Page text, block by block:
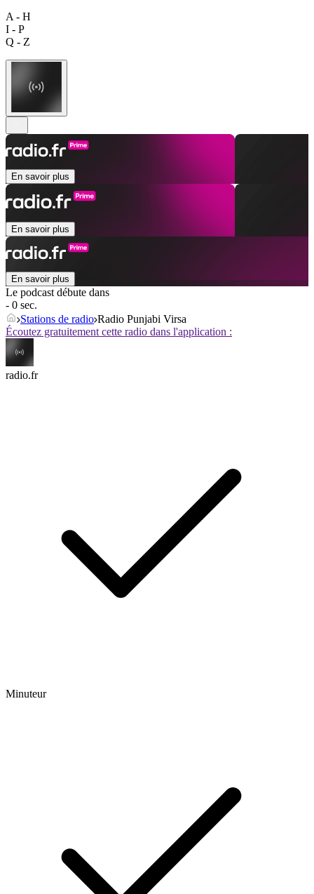
A - H
I - P
Q - Z
En savoir plus
En savoir plus
En savoir plus
Le podcast débute dans
- 0 sec.
Stations de radio Radio Punjabi Virsa
Écoutez gratuitement cette radio dans l'application :
radio.fr
Minuteur